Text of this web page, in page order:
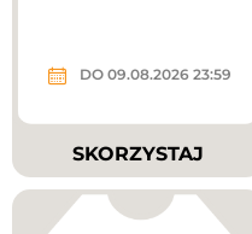
DO 09.08.2026 23:59
SKORZYSTAJ